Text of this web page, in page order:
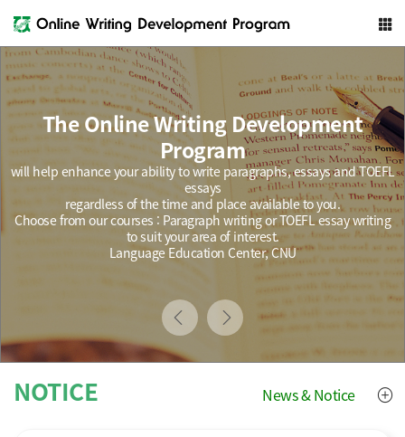
The Online Writing Development
Program
will help enhance your ability to write paragraphs, essays and TOEFL
essays
regardless of the time and place available to you.
Choose from our courses : Paragraph writing or TOEFL essay writing
to suit your area of interest.
Language Education Center, CNU
NOTICE News & Notice